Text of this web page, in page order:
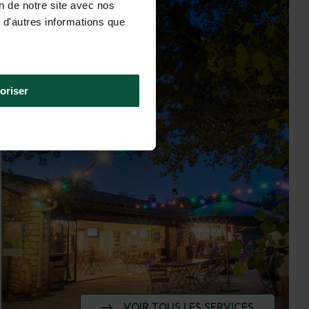
de notre site avec nos
informations que